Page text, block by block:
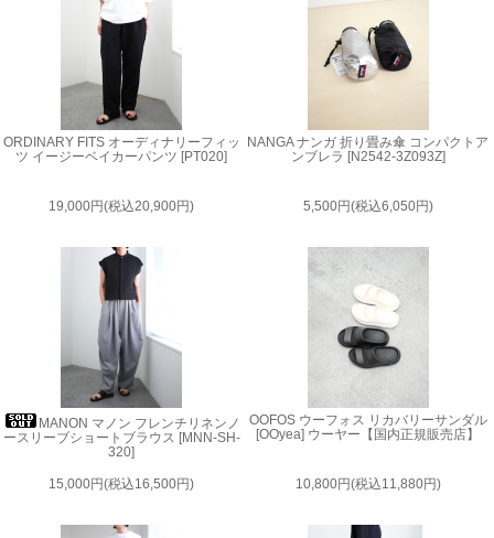
ORDINARY FITS オーディナリーフィッ
ツ イージーベイカーパンツ [PT020]
19,000円(税込20,900円)
NANGA ナンガ 折り畳み傘 コンパクトア
ンブレラ [N2542-3Z093Z]
5,500円(税込6,050円)
MANON マノン フレンチリネンノ
ースリーブショートブラウス [MNN-SH-
320]
15,000円(税込16,500円)
OOFOS ウーフォス リカバリーサンダル
[OOyea] ウーヤー【国内正規販売店】
10,800円(税込11,880円)